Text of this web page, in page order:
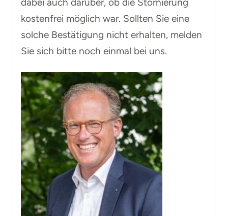
kostenfrei möglich war. Sollten Sie eine
solche Bestätigung nicht erhalten, melden
Sie sich bitte noch einmal bei uns.